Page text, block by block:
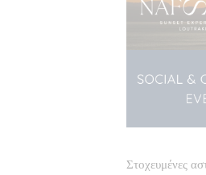
Στοχευμένες